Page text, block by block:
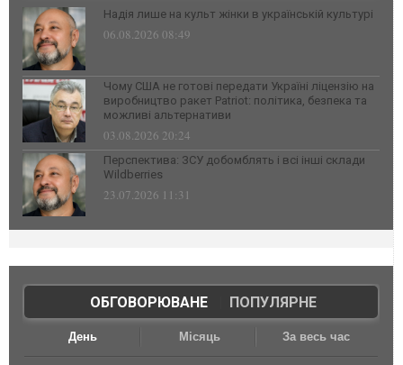
Надія лише на культ жінки в українській культурі
06.08.2026 08:49
Чому США не готові передати Україні ліцензію на
виробництво ракет Patriot: політика, безпека та
можливі альтернативи
03.08.2026 20:24
Перспектива: ЗСУ добомблять і всі інші склади
Wildberries
23.07.2026 11:31
ОБГОВОРЮВАНЕ| ПОПУЛЯРНЕ
День Місяць За весь час